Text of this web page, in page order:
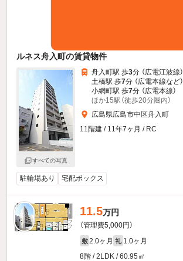
ルネス舟入町の賃貸物件
すべての写真
舟入町駅 歩3分 （広電江波線）
土橋駅 歩7分 （広電本線など）
小網町駅 歩7分 （広電本線）
ほか15駅（徒歩20分圏内）
広島県広島市中区舟入町
11階建 / 11年7ヶ月 / RC
駐輪場あり 宅配ボックス
11.5万円
（管理費5,000円）
敷 2.0ヶ月 礼 1.0ヶ月
8階 / 2LDK / 60.95㎡